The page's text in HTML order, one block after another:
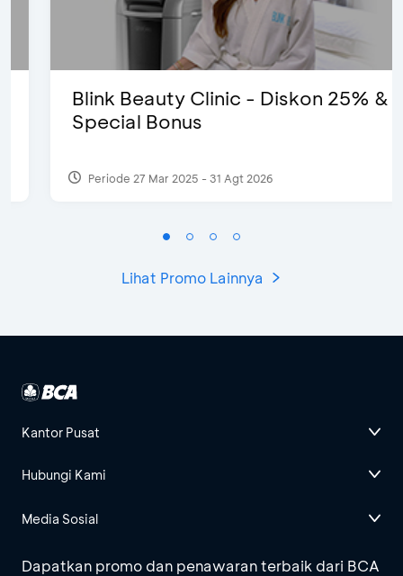
Blink Beauty Clinic - Diskon 25% &
Special Bonus
Periode 27 Mar 2025 - 31 Agt 2026
Lihat Promo Lainnya
Kantor Pusat
Hubungi Kami
Media Sosial
Dapatkan promo dan penawaran terbaik dari BCA